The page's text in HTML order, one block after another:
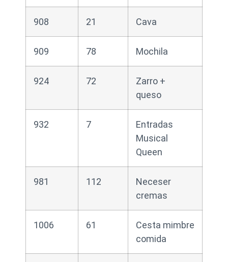
908 21 Cava
909 78 Mochila
924 72
Zarro +
queso
932 7
Entradas
Musical
Queen
981 112
Neceser
cremas
1006 61
Cesta mimbre
comida